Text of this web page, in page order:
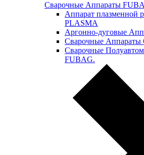
Сварочные Аппараты
Аппарат плазменной
PLASMA
Аргонно-дуговые
Сварочные Аппараты
Сварочные
FUBAG.